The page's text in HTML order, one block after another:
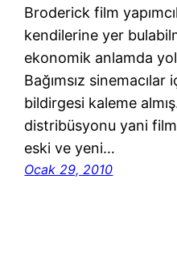
Broderick film
kendilerine yer
ekonomik anlamda
Bağımsız sinemacılar
bildirgesi kaleme
distribüsyonu yani film
eski ve yeni…
Ocak 29, 2010